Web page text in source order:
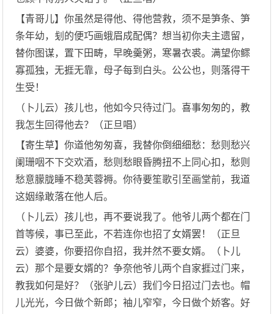
【青哥儿】你虽然是得他、得他营救，须不是笋条、笋
条年幼，刬的便巧画蛾眉成配偶？想当初你夫主遗留，
替你图谋，置下田畴，早晚羹粥，寒暑衣裘。满望你鳏
寡孤独，无捱无靠，母子每到白头。公公也，则落得干
生受！
（卜儿云）孩儿也，他如今只待过门。喜事匆匆的，教
我怎生回得他去？（正旦唱）
【寄生草】你道他匆匆喜，我替你倒细细愁：愁则愁兴
阑珊咽不下交欢酒，愁则愁眼昏腾扭不上同心扣，愁则
愁意朦胧睡不稳芙蓉褥。你待要笙歌引至画堂前，我道
这姻缘敢落在他人后。
（卜儿云）孩儿也，再不要说我了。他爷儿两个都在门
首等候，事已至此，不若连你也招了女婿罢！（正旦
云）婆婆，你要招你自招，我并然不要女婿。（卜儿
云）那个是要女婿的？争奈他爷儿两个自家捱过门来，
教我如何是好？（张驴儿云）我们今日招过门去也。帽
儿光光，今日做个新郎；袖儿窄窄，今日做个娇客。好